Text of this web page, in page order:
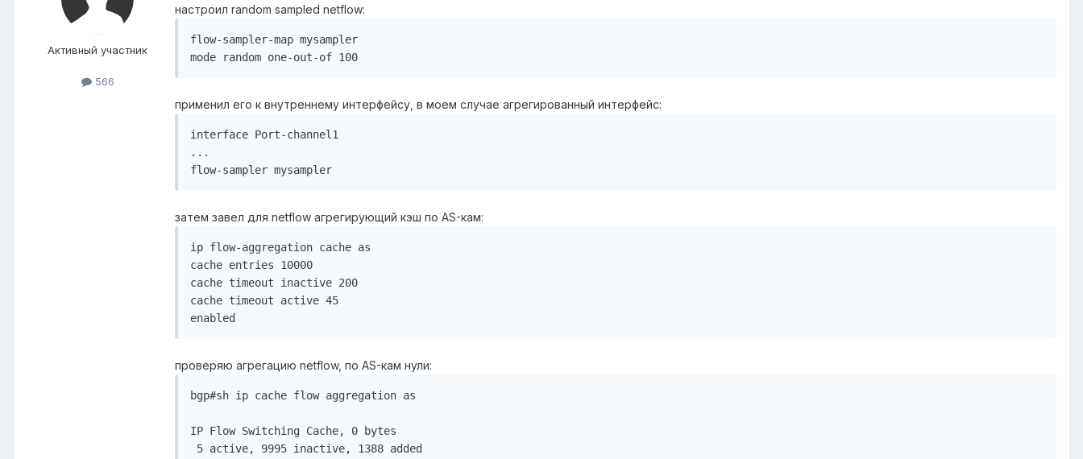
Активный участник
566
настроил random sampled netflow:
flow-sampler-map mysampler
применил его к внутреннему интерфейсу, в моем случае агрегированный интерфейс:
interface Port-channel1
...
затем завел для netflow агрегирующий кэш по AS-кам:
ip flow-aggregation cache as
cache entries 10000
cache timeout inactive 200
cache timeout active 45
проверяю агрегацию netflow, по AS-кам нули:
bgp#sh ip cache flow aggregation as
IP Flow Switching Cache, 0 bytes
5 active, 9995 inactive, 1388 added